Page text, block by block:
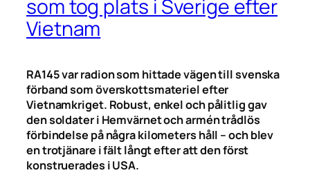
som tog plats i Sverige efter
Vietnam
RA145 var radion som hittade vägen till svenska
förband som överskottsmateriel efter
Vietnamkriget. Robust, enkel och pålitlig gav
den soldater i Hemvärnet och armén trådlös
förbindelse på några kilometers håll – och blev
en trotjänare i fält långt efter att den först
konstruerades i USA.